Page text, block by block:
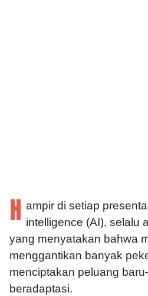
H ampir di setiap
intelligence (AI), selalu
yang menyatakan bahwa
menggantikan banyak
menciptakan peluang
beradaptasi.